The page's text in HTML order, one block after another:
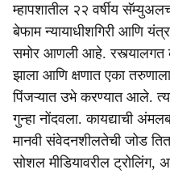
म्हापशातील २२ वर्षीय
बेफाम न्यायाधीशगिरी आणि
समोर आणली आहे. रस्त्यालगत
झाला आणि क्षणात एका
पिंजऱ्यात उभे करण्यात आले.
गुन्हा नोंदवला. कायद्याची
मानवी संवेदनशीलतेची जोड
सोशल मीडियावरील ट्रोलिंग,